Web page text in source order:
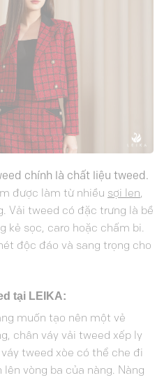
chính là chất liệu tweed.
được làm từ nhiều sợi len,
. Vải tweed có đặc trưng là bề
kẻ sọc, caro hoặc chấm bi.
độc đáo và sang trọng cho
tại LEIKA:
muốn tạo nên một vẻ
chân váy vải tweed xếp ly
tweed xòe có thể che đi
vòng ba của nàng. Nàng